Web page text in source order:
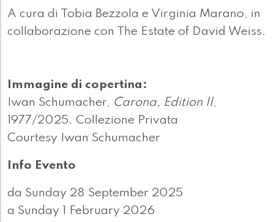
A cura di Tobia Bezzola e Virginia Marano, in
collaborazione con The Estate of David Weiss.
Immagine di copertina:
Iwan Schumacher, Carona, Edition II,
1977/2025. Collezione Privata
Courtesy Iwan Schumacher
Info Evento
da Sunday 28 September 2025
a Sunday 1 February 2026